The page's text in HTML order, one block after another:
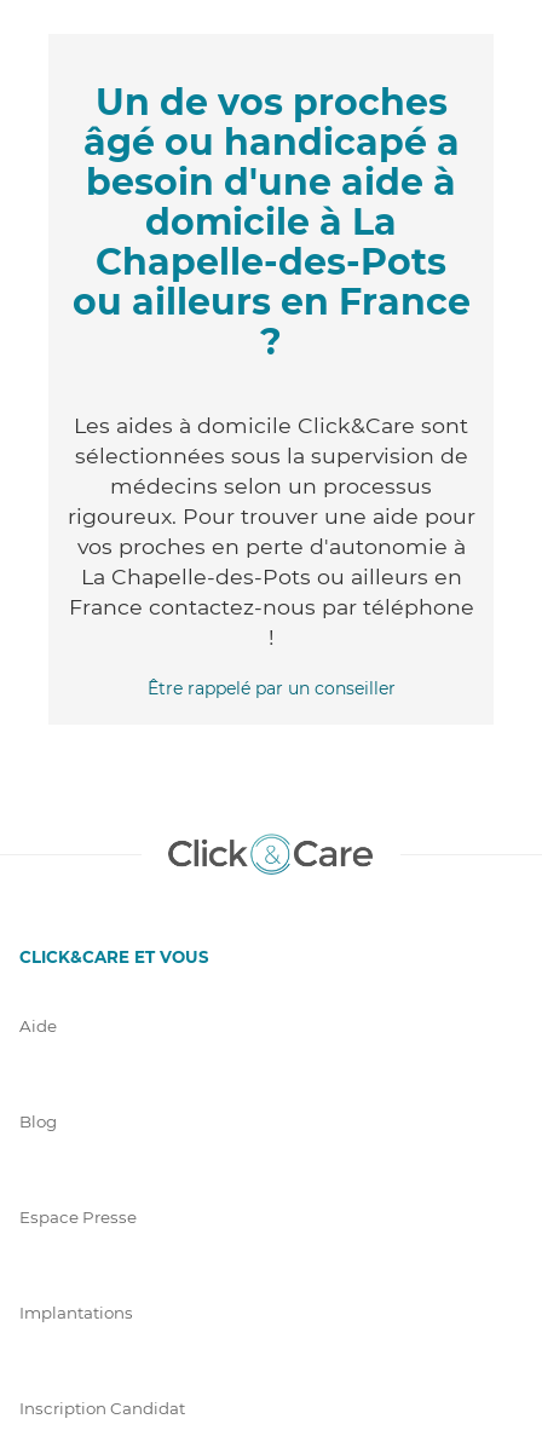
Un de vos proches
âgé ou handicapé a
besoin d'une aide à
domicile à La
Chapelle-des-Pots
ou ailleurs en France
?
Les aides à domicile Click&Care sont
sélectionnées sous la supervision de
médecins selon un processus
rigoureux. Pour trouver une aide pour
vos proches en perte d'autonomie à
La Chapelle-des-Pots ou ailleurs en
France contactez-nous par téléphone
!
Être rappelé par un conseiller
CLICK&CARE ET VOUS
Aide
Blog
Espace Presse
Implantations
Inscription Candidat